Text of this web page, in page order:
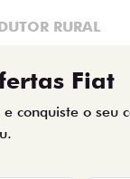
RURAL
Fiat
conquiste o seu